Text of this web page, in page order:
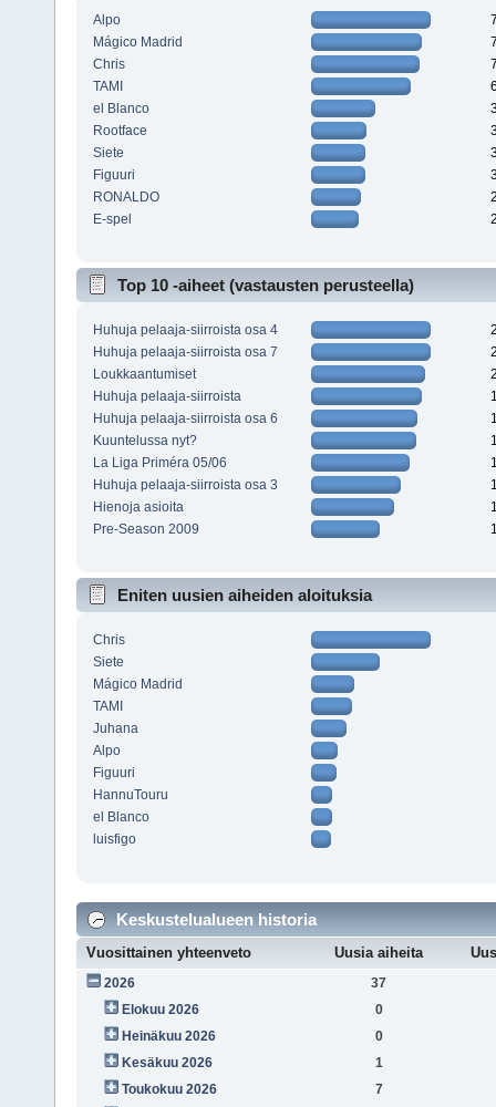
Alpo
Mágico Madrid
Chris
TAMI
el Blanco
Rootface
Siete
Figuuri
RONALDO
E-spel
Top 10 -aiheet (vastausten perusteella)
Huhuja pelaaja-siirroista osa 4
Huhuja pelaaja-siirroista osa 7
Loukkaantumiset
Huhuja pelaaja-siirroista
Huhuja pelaaja-siirroista osa 6
Kuuntelussa nyt?
La Liga Priméra 05/06
Huhuja pelaaja-siirroista osa 3
Hienoja asioita
Pre-Season 2009
Eniten uusien aiheiden aloituksia
Chris
Siete
Mágico Madrid
TAMI
Juhana
Alpo
Figuuri
HannuTouru
el Blanco
luisfigo
Keskustelualueen historia
Vuosittainen yhteenveto Uusia aiheita
2026
37
Elokuu 2026
0
Heinäkuu 2026
0
Kesäkuu 2026
1
Toukokuu 2026
7